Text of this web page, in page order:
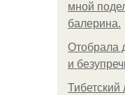
мной
балерина.
Отобрала
и